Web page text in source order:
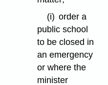
(i) order a
public school
to be closed in
an emergency
or where the
minister